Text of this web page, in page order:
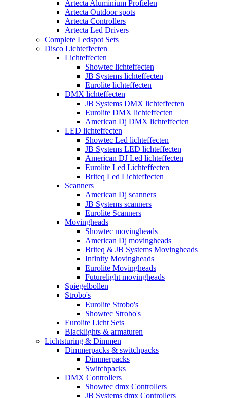
Artecta Aluminium Profielen
Artecta Outdoor spots
Artecta Controllers
Artecta Led Drivers
Complete Ledspot Sets
Disco Lichteffecten
Lichteffecten
Showtec lichteffecten
JB Systems lichteffecten
Eurolite lichteffecten
DMX lichteffecten
JB Systems DMX lichteffecten
Eurolite DMX lichteffecten
American Dj DMX lichteffecten
LED lichteffecten
Showtec Led lichteffecten
JB Systems LED lichteffecten
American DJ Led lichteffecten
Eurolite Led Lichteffecten
Briteq Led Lichteffecten
Scanners
American Dj scanners
JB Systems scanners
Eurolite Scanners
Movingheads
Showtec movingheads
American Dj movingheads
Briteq & JB Systems Movingheads
Infinity Movingheads
Eurolite Movingheads
Futurelight movingheads
Spiegelbollen
Strobo's
Eurolite Strobo's
Showtec Strobo's
Eurolite Licht Sets
Blacklights & armaturen
Lichtsturing & Dimmen
Dimmerpacks & switchpacks
Dimmerpacks
Switchpacks
DMX Controllers
Showtec dmx Controllers
JB Systems dmx Controllers